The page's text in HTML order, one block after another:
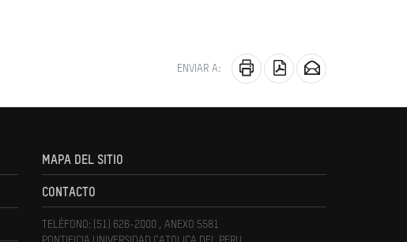
ENVIAR A:
MAPA DEL SITIO
CONTACTO
TELÉFONO: (51) 626-2000 , ANEXO 5581